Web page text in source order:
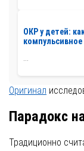
ОКР у детей:
компульсивное
Оригинал
Парадокс
Традиционно